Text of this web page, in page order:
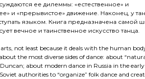
ее дилеммы: «естественное» и
и «прерывистое» движение. Наконец, у
языком. Книга предназначена самой
вечное и таинственное искусство танца.
not least because it deals with the human
the most diverse sides of dance: about
about modern dance in Russia in the
authorities to “organize” folk dance and